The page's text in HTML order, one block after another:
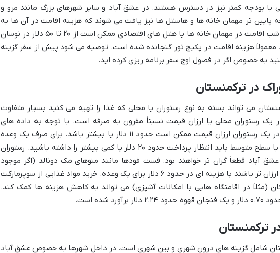
با بودجه کمتر نیز در دسترس هستند. در عشق آباد و سایر شهرهای بزرگ مانند مرو و
پایین تر مهمان خانه ها و هاستل ها نیز یافت می شوند که هزینه اقامت در آن ها به
مراتب کمتر است. هزینه یک شب اقامت در مهمان خانه ها یا هتل های اقتصادی ممکن است از ۲۰ تا ۵۰ دلار در نوسان
معمولاً هزینه اقامت در پکیج تور گنجانده شده است. توصیه می شود پیش از سفر گزینه
به خصوص اگر در فصول اوج سفر برنامه ریزی کرده اید.
در ترکمنستان
می تواند بسته به نوع رستوران یا محلی که غذا را تهیه می کنید بسیار متفاوت
رستوران محلی یا ارزان قیمت نسبتاً مقرون به صرفه است. با توجه به داده های
موجود هزینه یک وعده غذا در یک رستوران ارزان قیمت ممکن است حدود ۱۱ دلار یا بیشتر باشد. برای صرف یک وعده
غذای دونفره در یک رستوران با سطح متوسط باید انتظار پرداخت حدود ۲۰ دلار یا کمی بیشتر را داشته باشید. رستوران
آباد قطعاً گران تر خواهند بود. فست فودها مانند منوهای مک دونالد (اگر موجود
باشند) ممکن است گزینه ای ارزان تر باشند با هزینه ای در حدود ۶ دلار برای یک وعده. خرید مواد غذایی از سوپرمارکت
(مثلاً در اقامتگاه هایی با امکانات آشپزی) می تواند به کاهش هزینه ها کمک کند.
شده است.
ترکمنستان
شامل گزینه های درون شهری و بین شهری است. در داخل شهرها به خصوص عشق آباد